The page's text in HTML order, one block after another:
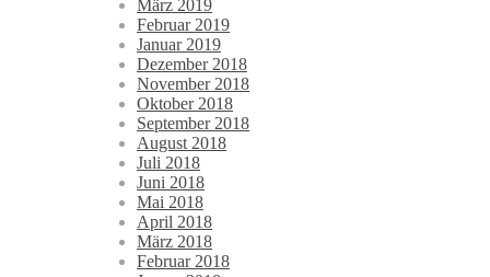
März 2019
Februar 2019
Januar 2019
Dezember 2018
November 2018
Oktober 2018
September 2018
August 2018
Juli 2018
Juni 2018
Mai 2018
April 2018
März 2018
Februar 2018